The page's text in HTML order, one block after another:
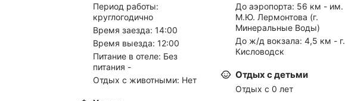
Период работы:
круглогодично
Время заезда: 14:00
Время выезда: 12:00
Питание в отеле: Без
питания -
Отдых с животными: Нет
До аэропорта: 56 км - им.
М.Ю. Лермонтова (г.
Минеральные Воды)
До ж/д вокзала: 4,5 км - г.
Кисловодск
Отдых с детьми
Отдых с 0 лет